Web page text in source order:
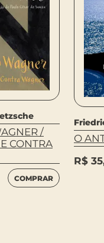
/
CONTRA
COMPRAR
O
R$